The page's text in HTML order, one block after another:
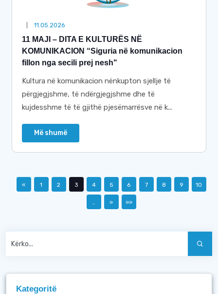
11.05.2026
11 МАЈI – DITA E KULTURËS NË
KOMUNIKACION “Siguria në komunikacion
fillon nga secili prej nesh"
Kultura në komunikacion nënkupton sjellje të
përgjegjshme, të ndërgjegjshme dhe të
kujdesshme të të gjithë pjesëmarrësve në k...
Më shumë
« 1 2 3 4 5 6 7 8 9 10
… » »»
Kategoritë